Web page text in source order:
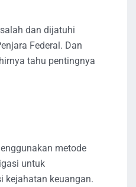
dan dijatuhi
Federal. Dan
tahu pentingnya
metode
untuk
kejahatan keuangan.